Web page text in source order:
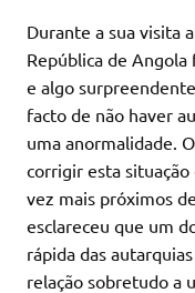
Durante a sua visita
República de
e algo
facto de não haver
uma anormalidade.
corrigir esta
vez mais próximos
esclareceu que um
rápida das
relação sobretudo a